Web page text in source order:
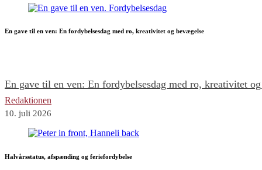
En gave til en ven: En fordybelsesdag med ro, kreativitet og bevægelse
En gave til en ven: En fordybelsesdag med ro, kreativitet
Redaktionen
10. juli 2026
Halvårsstatus, afspænding og feriefordybelse